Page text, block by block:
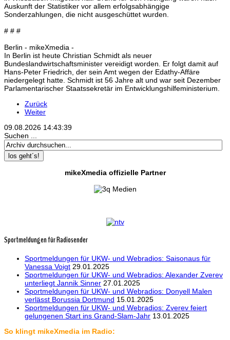
Auskunft der Statistiker vor allem erfolgsabhängige
Sonderzahlungen, die nicht ausgeschüttet wurden.
# # #
Berlin - mikeXmedia -
In Berlin ist heute Christian Schmidt als neuer
Bundeslandwirtschaftsminister vereidigt worden. Er folgt damit auf
Hans-Peter Friedrich, der sein Amt wegen der Edathy-Affäre
niedergelegt hatte. Schmidt ist 56 Jahre alt und war seit Dezember
Parlamentarischer Staatssekretär im Entwicklungshilfeministerium.
Zurück
Weiter
09.08.2026 14:43:40
Suchen ...
los geht´s!
mikeXmedia offizielle Partner
Sportmeldungen für Radiosender
Sportmeldungen für UKW- und Webradios: Saisonaus für
Vanessa Voigt 29.01.2025
Sportmeldungen für UKW- und Webradios: Alexander Zverev
unterliegt Jannik Sinner 27.01.2025
Sportmeldungen für UKW- und Webradios: Donyell Malen
verlässt Borussia Dortmund 15.01.2025
Sportmeldungen für UKW- und Webradios: Zverev feiert
gelungenen Start ins Grand-Slam-Jahr 13.01.2025
So klingt mikeXmedia im Radio: